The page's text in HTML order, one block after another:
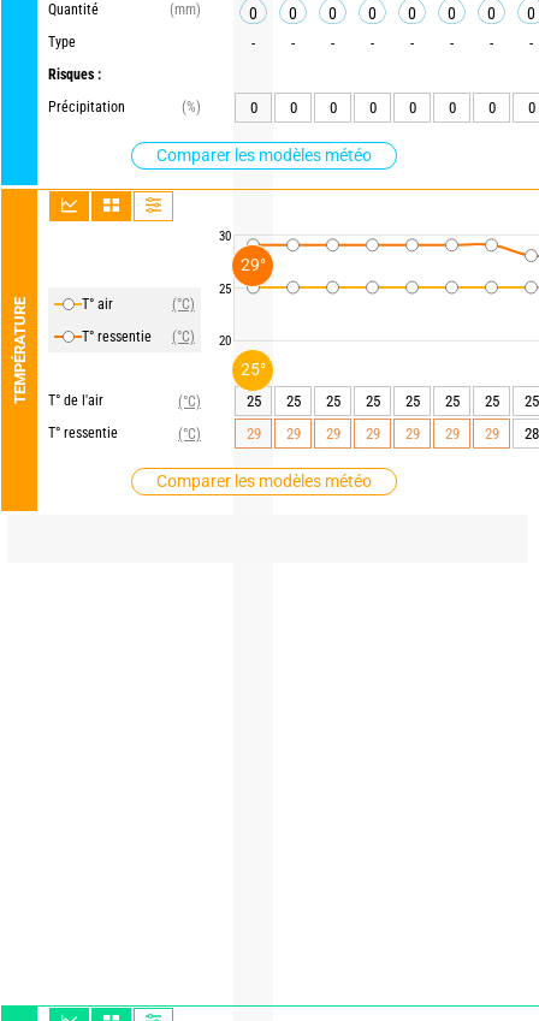
Quantité
(mm)
Type
Risques :
Précipitation
(%)
Comparer les modèles météo
TEMPÉRATURE T° air
(°C)
T° ressentie
(°C)
T° de l'air
(°C)
T° ressentie
(°C)
Comparer les modèles météo
30
25
20
0 0 0 0 0 0 0 0
- - - - - - - -
0 0 0 0 0 0 0 0
25 25 25 25 25 25 25
25
29
29 29 29 29 29 29 28
25°
29°